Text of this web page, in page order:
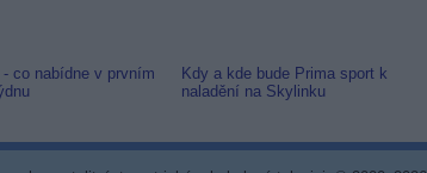
co nabídne v prvním
Kdy a kde bude Prima sport k
naladění na Skylinku